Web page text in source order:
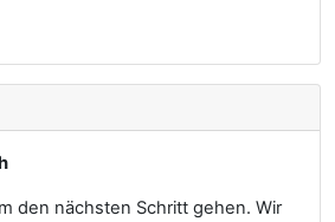
den nächsten Schritt gehen. Wir